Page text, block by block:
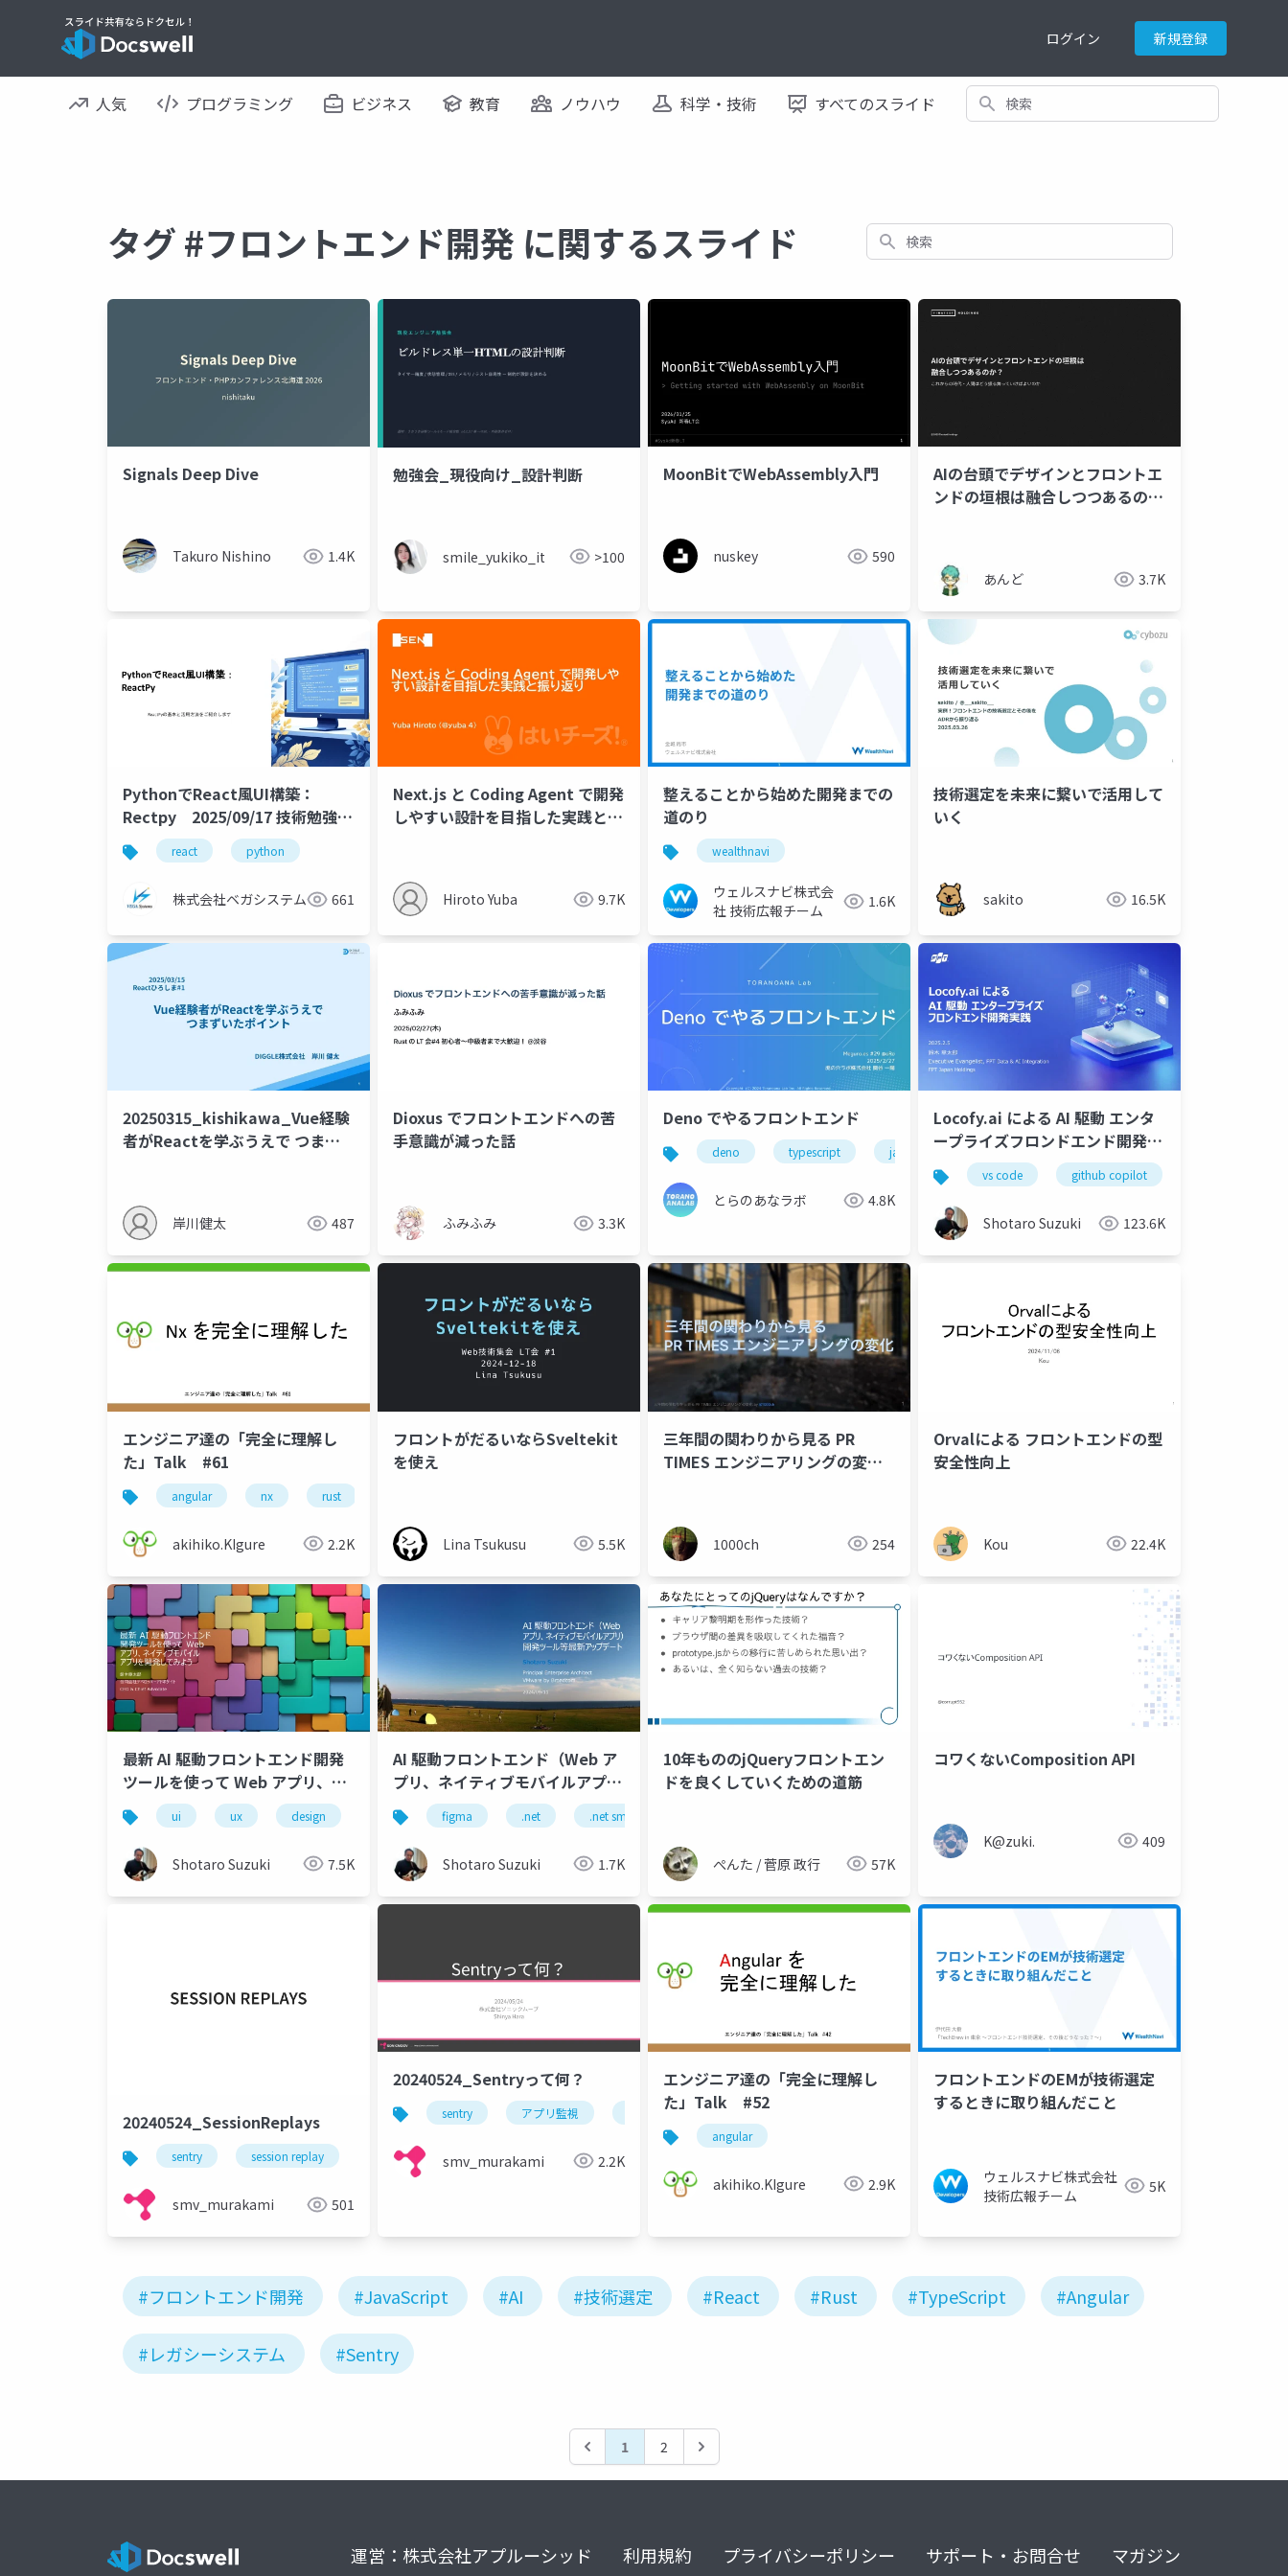
ログイン 新規登録
人気 プログラミング ビジネス 教育 ノウハウ 科学・技術 すべてのスライド 検索
タグ #フロントエンド開発 に関するスライド 検索
Signals Deep Dive
Takuro Nishino 1.4K
勉強会_現役向け_設計判断
smile_yukiko_it >100
MoonBitでWebAssembly入門
nuskey 590
AIの台頭でデザインとフロントエ
ンドの垣根は融合しつつあるの
あんど 3.7K
PythonでReact風UI構築：
Rectpy 2025/09/17 技術勉強会
資料
react python
株式会社ベガシステム 661
Next.js と Coding Agent で開発
しやすい設計を目指した実践と振
Hiroto Yuba 9.7K
整えることから始めた開発までの
道のり
wealthnavi
ウェルスナビ株式会
社 技術広報チーム
1.6K
技術選定を未来に繋いで活用して
いく
sakito 16.5K
20250315_kishikawa_Vue経験
者がReactを学ぶうえで つまず
岸川健太 487
Dioxus でフロントエンドへの苦
手意識が減った話
ふみふみ 3.3K
Deno でやるフロントエンド
deno typescript javascript
とらのあなラボ 4.8K
Locofy.ai による AI 駆動 エンタ
ープライズフロンドエンド開発実
践-s
vs code github copilot
Shotaro Suzuki 123.6K
エンジニア達の「完全に理解し
た」Talk #61
angular nx rust
akihiko.KIgure 2.2K
フロントがだるいならSveltekit
を使え
Lina Tsukusu 5.5K
三年間の関わりから見る PR
TIMES エンジニアリングの変化 /
1000ch 254
Orvalによる フロントエンドの型
安全性向上
Kou 22.4K
最新 AI 駆動フロントエンド開発
ツールを使って Web アプリ、ネ
イティブモバイルアプリを開発し
てみよう
ui ux design web mobile native mobile
Shotaro Suzuki 7.5K
AI 駆動フロントエンド（Web ア
プリ、ネイティブモバイルアプ
リ）開発ツール等最新アップデー
ト
figma .net .net smart components
Shotaro Suzuki 1.7K
10年もののjQueryフロントエン
ドを良くしていくための道筋
ぺんた / 菅原 政行 57K
コワくないComposition API
K@zuki. 409
20240524_SessionReplays
sentry session replay debugging uiテスト デバッグ
smv_murakami 501
20240524_Sentryって何？
sentry アプリ監視 エラー監視 パフォーマンス計測 session replay
smv_murakami 2.2K
エンジニア達の「完全に理解し
た」Talk #52
angular
akihiko.KIgure 2.9K
フロントエンドのEMが技術選定
するときに取り組んだこと
ウェルスナビ株式会社
技術広報チーム
5K
#フロントエンド開発 #JavaScript #AI #技術選定 #React #Rust #TypeScript #Angular
#レガシーシステム #Sentry
1 2
運営：株式会社アプルーシッド 利用規約 プライバシーポリシー サポート・お問合せ マガジン